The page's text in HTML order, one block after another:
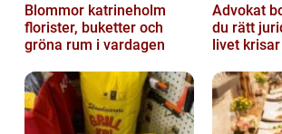
Blommor katrineholm
florister, buketter och
gröna rum i vardagen
Advokat borås
du rätt
livet krisar